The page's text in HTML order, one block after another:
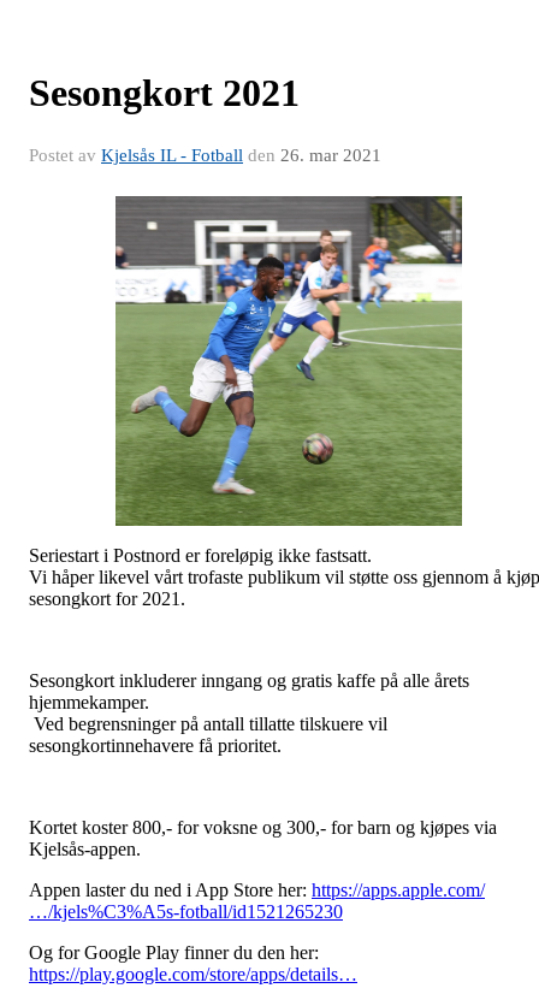
Sesongkort 2021
Postet av Kjelsås IL - Fotball den 26. mar 2021
Seriestart i Postnord er foreløpig ikke fastsatt.
Vi håper likevel vårt trofaste publikum vil støtte oss gjennom å
sesongkort for 2021.
Sesongkort inkluderer inngang og gratis kaffe på alle årets
hjemmekamper.
Ved begrensninger på antall tillatte tilskuere vil
sesongkortinnehavere få prioritet.
Kortet koster 800,- for voksne og 300,- for barn og kjøpes via
Kjelsås-appen.
Appen laster du ned i App Store her: https://apps.apple.com/
…/kjels%C3%A5s-fotball/id1521265230
Og for Google Play finner du den her:
https://play.google.com/store/apps/details…